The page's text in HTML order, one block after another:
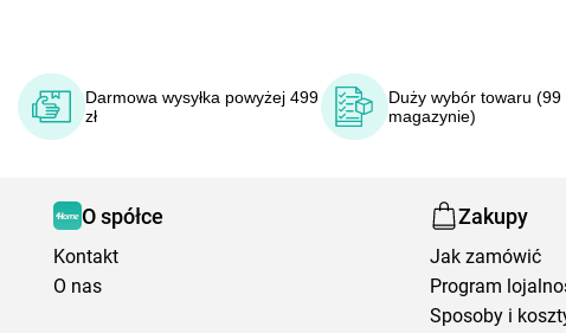
Darmowa wysyłka powyżej 499
zł
Duży wybór towaru (99
magazynie)
O spółce
Kontakt
O nas
Zakupy
Jak zamówić
Program
Sposoby i